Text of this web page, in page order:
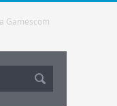
Gamescom